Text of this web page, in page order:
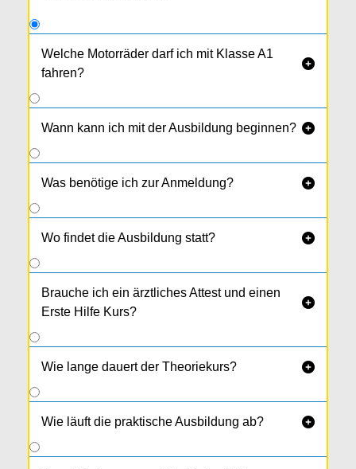
Welche Motorräder darf ich mit Klasse A1
fahren?

Motorräder mit max. 125ccm und 11 KW (=15
PS). Leistungsgewicht max. 0,1 KW pro kg
Wann kann ich mit der Ausbildung beginnen? 
Was benötige ich zur Anmeldung? 
Wo findet die Ausbildung statt? 
Brauche ich ein ärztliches Attest und einen
Erste Hilfe Kurs?

Wie lange dauert der Theoriekurs? 
Wie läuft die praktische Ausbildung ab? 